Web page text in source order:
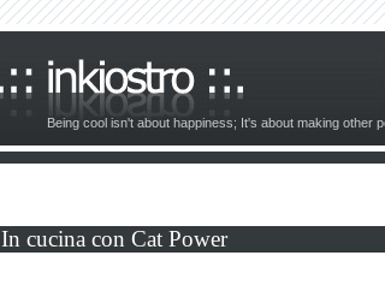
Being cool isn't about happiness; It's about making other
In cucina con Cat Power